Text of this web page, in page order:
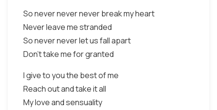
So never never never break my heart
Never leave me stranded
So never never let us fall apart
Don't take me for granted
I give to you the best of me
Reach out and take it all
My love and sensuality